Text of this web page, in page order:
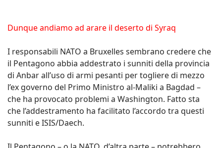
Dunque andiamo ad arare il deserto di Syraq
I responsabili NATO a Bruxelles sembrano credere che
il Pentagono abbia addestrato i sunniti della provincia
di Anbar all’uso di armi pesanti per togliere di mezzo
l’ex governo del Primo Ministro al-Maliki a Bagdad –
che ha provocato problemi a Washington. Fatto sta
che l’addestramento ha facilitato l’accordo tra questi
sunniti e ISIS/Daech.